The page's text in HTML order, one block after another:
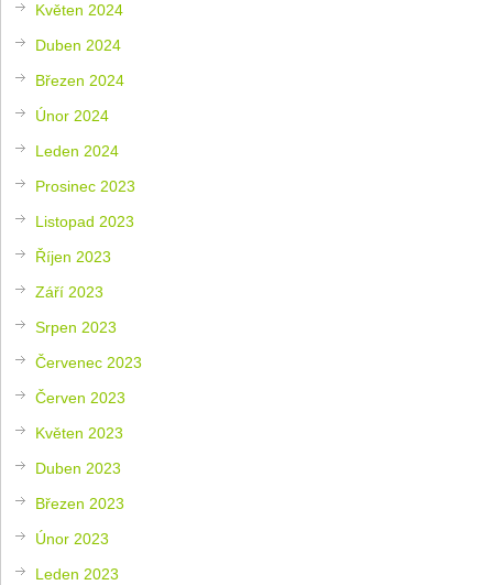
Květen 2024
Duben 2024
Březen 2024
Únor 2024
Leden 2024
Prosinec 2023
Listopad 2023
Říjen 2023
Září 2023
Srpen 2023
Červenec 2023
Červen 2023
Květen 2023
Duben 2023
Březen 2023
Únor 2023
Leden 2023